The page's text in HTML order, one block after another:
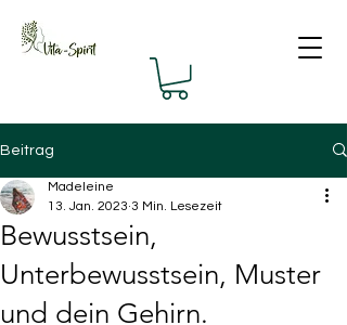
Beitrag
Bewusstsein,
Unterbewusstsein, Muster
und dein Gehirn.
Madeleine
13. Jan. 2023 3 Min. Lesezeit